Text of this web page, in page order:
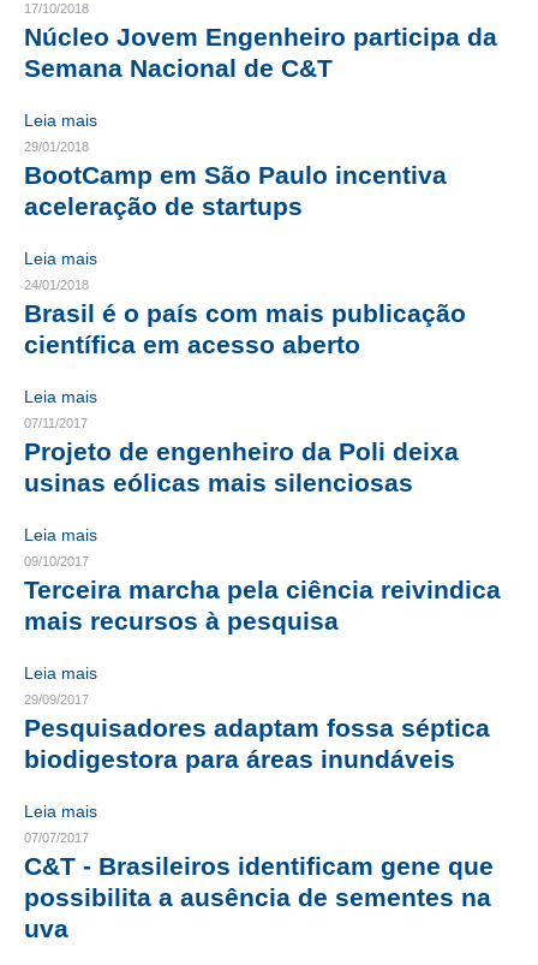
CONTRIBUIÇÃO ASSOCIATIVA OU ANUIDADE DE SÓCIO
CONTRIBUIÇÃO SINDICAL URBANA
REVISÃO DE APOSENTADORIA
FGTS EXPURGOS
LEI 4.950-A/1966 – PISO SALARIAL
LEI 6.496/1977 – ART
RES 1.002/2002 – CÓDIGO DE ÉTICA
PISO SALARIAL
FIQUE POR DENTRO
OPORTUNIDADES
APRESENTAÇÃO
EMPREGO E ESTÁGIO
CARREIRA
AUTÔNOMOS E SERVIÇOS
17/10/2018
Núcleo Jovem Engenheiro participa da
Semana Nacional de C&T
Leia mais
29/01/2018
BootCamp em São Paulo incentiva
aceleração de startups
Leia mais
24/01/2018
Brasil é o país com mais publicação
científica em acesso aberto
Leia mais
07/11/2017
Projeto de engenheiro da Poli deixa
usinas eólicas mais silenciosas
Leia mais
09/10/2017
Terceira marcha pela ciência reivindica
mais recursos à pesquisa
Leia mais
29/09/2017
Pesquisadores adaptam fossa séptica
biodigestora para áreas inundáveis
Leia mais
07/07/2017
C&T - Brasileiros identificam gene que
possibilita a ausência de sementes na
uva